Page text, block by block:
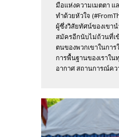
มือแห่งความเมตตา
ทำด้วยหัวใจ
ผู้ซึ่งวิสัยทัศน์ของเขา
สมัครอีกนับไม่ถ้วนที่เ
ตนของพวกเขาในกา
การพื้นฐานของเราใ
อากาศ สถานการณ์คว